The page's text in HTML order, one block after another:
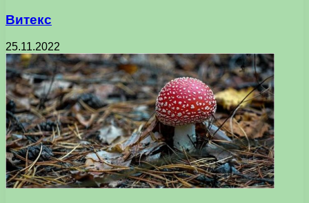
Витекс
25.11.2022